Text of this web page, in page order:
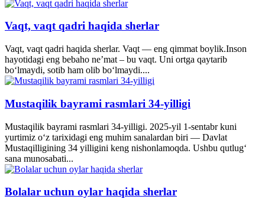
Vaqt, vaqt qadri haqida sherlar
Vaqt, vaqt qadri haqida sherlar. Vaqt — eng qimmat boylik.Inson
hayotidagi eng bebaho ne’mat – bu vaqt. Uni ortga qaytarib
bo‘lmaydi, sotib ham olib bo‘lmaydi....
Mustaqilik bayrami rasmlari 34-yilligi
Mustaqilik bayrami rasmlari 34-yilligi. 2025-yil 1-sentabr kuni
yurtimiz o‘z tarixidagi eng muhim sanalardan biri — Davlat
Mustaqilligining 34 yilligini keng nishonlamoqda. Ushbu qutlug‘
sana munosabati...
Bolalar uchun oylar haqida sherlar